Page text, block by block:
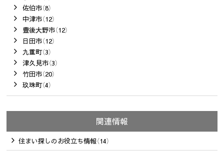
佐伯市（8）
中津市（12）
豊後大野市（12）
日田市（12）
九重町（3）
津久見市（3）
竹田市（20）
玖珠町（4）
関連情報
住まい探しのお役立ち情報（14）